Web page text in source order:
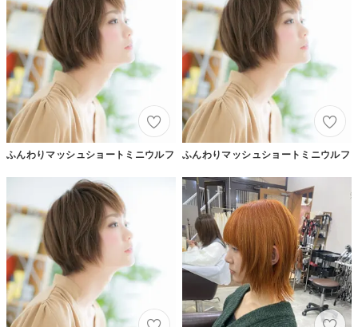
ふんわりマッシュショートミニウルフ ふんわりマッシュショートミニウルフ